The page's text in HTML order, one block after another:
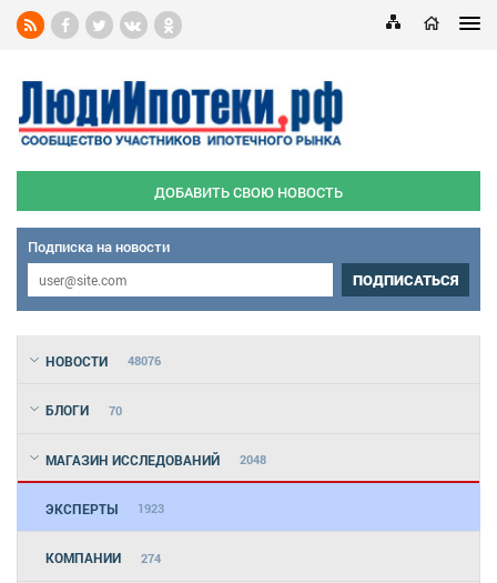
ДОБАВИТЬ СВОЮ НОВОСТЬ
Подписка на новости
ПОДПИСАТЬСЯ
НОВОСТИ 48076
БЛОГИ 70
МАГАЗИН ИССЛЕДОВАНИЙ 2048
ЭКСПЕРТЫ 1923
КОМПАНИИ 274